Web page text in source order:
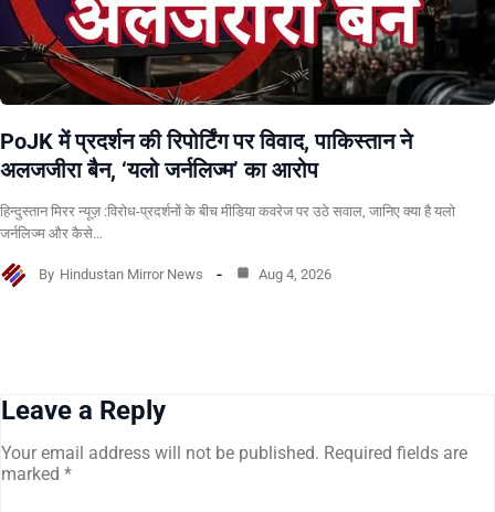
PoJK में प्रदर्शन की रिपोर्टिंग पर विवाद, पाकिस्तान ने
अलजजीरा बैन, ‘यलो जर्नलिज्म’ का आरोप
हिन्दुस्तान मिरर न्यूज़ :विरोध-प्रदर्शनों के बीच मीडिया कवरेज पर उठे सवाल, जानिए क्या है यलो
जर्नलिज्म और कैसे…
By Hindustan Mirror News Aug 4, 2026
Leave a Reply
Your email address will not be published. Required fields are
marked *